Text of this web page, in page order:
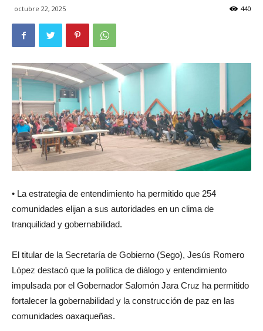
octubre 22, 2025 440
• La estrategia de entendimiento ha permitido que 254
comunidades elijan a sus autoridades en un clima de
tranquilidad y gobernabilidad.
El titular de la Secretaría de Gobierno (Sego), Jesús Romero
López destacó que la política de diálogo y entendimiento
impulsada por el Gobernador Salomón Jara Cruz ha permitido
fortalecer la gobernabilidad y la construcción de paz en las
comunidades oaxaqueñas.